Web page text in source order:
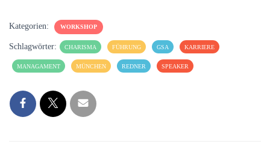
Kategorien: WORKSHOP
Schlagwörter: CHARISMA FÜHRUNG GSA KARRIERE
MANAGAMENT MÜNCHEN REDNER SPEAKER